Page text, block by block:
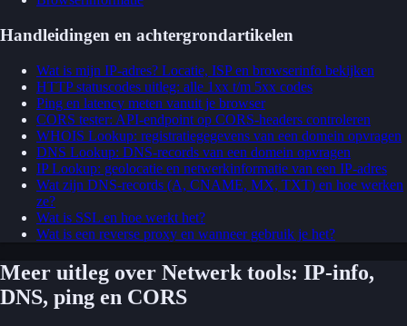
Handleidingen en achtergrondartikelen
Wat is mijn IP-adres? Locatie, ISP en browserinfo bekijken
HTTP statuscodes uitleg: alle 1xx t/m 5xx codes
Ping en latency meten vanuit je browser
CORS tester: API-endpoint op CORS-headers controleren
WHOIS Lookup: registratiegegevens van een domein opvragen
DNS Lookup: DNS-records van een domein opvragen
IP Lookup: geolocatie en netwerkinformatie van een IP-adres
Wat zijn DNS-records (A, CNAME, MX, TXT) en hoe werken
ze?
Wat is SSL en hoe werkt het?
Wat is een reverse proxy en wanneer gebruik je het?
Meer uitleg over Netwerk tools: IP-info,
DNS, ping en CORS